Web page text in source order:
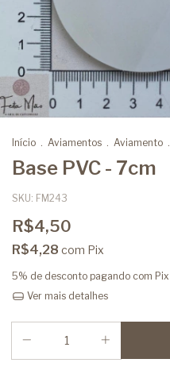
Início . Aviamentos . Aviamento .
Base PVC - 7cm
SKU: FM243
R$4,50
R$4,28 com Pix
5% de desconto pagando com Pix
Ver mais detalhes